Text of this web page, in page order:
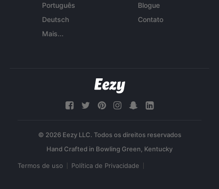
Português
Deutsch
Mais...
Blogue
Contato
© 2026 Eezy LLC. Todos os direitos reservados
Termos de uso Política de Privacidade